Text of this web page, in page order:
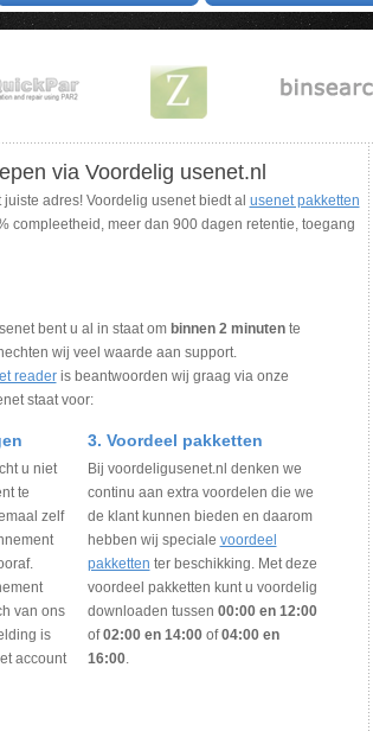
via Voordelig usenet.nl
adres! Voordelig usenet biedt al usenet pakketten
compleetheid, meer dan 900 dagen retentie, toegang
bent u al in staat om binnen 2 minuten te
wij veel waarde aan support.
readeris beantwoorden wij graag via onze
staat voor:
u niet
te
zelf
van ons
is
account
3. Voordeel pakketten
Bij voordeligusenet.nl denken we
continu aan extra voordelen die we
de klant kunnen bieden en daarom
hebben wij speciale voordeel
pakketten ter beschikking. Met deze
voordeel pakketten kunt u voordelig
downloaden tussen 00:00 en 12:00
of02:00 en 14:00of04:00 en
16:00.